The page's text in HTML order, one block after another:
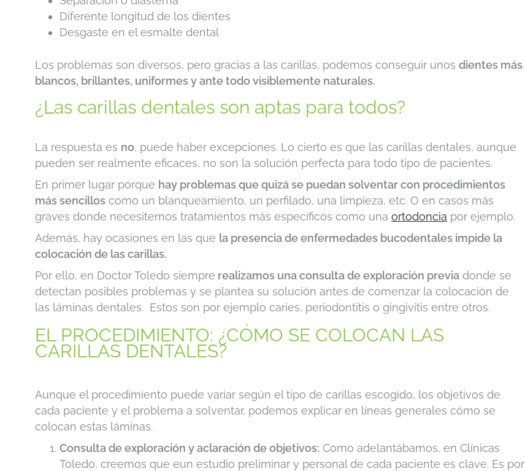
Diferente longitud de los dientes
Desgaste en el esmalte dental
Los problemas son diversos, pero gracias a las carillas, podemos conseguir unos dientes más
blancos, brillantes, uniformes y ante todo visiblemente naturales.
¿Las carillas dentales son aptas para todos?
La respuesta es no, puede haber excepciones. Lo cierto es que las carillas dentales, aunque
pueden ser realmente eficaces, no son la solución perfecta para todo tipo de pacientes.
En primer lugar porque hay problemas que quizá se puedan solventar con procedimientos
más sencillos como un blanqueamiento, un perfilado, una limpieza, etc. O en casos más
graves donde necesitemos tratamientos más específicos como una ortodoncia por ejemplo.
Además, hay ocasiones en las que la presencia de enfermedades bucodentales impide la
colocación de las carillas.
Por ello, en Doctor Toledo siempre realizamos una consulta de exploración previa donde se
detectan posibles problemas y se plantea su solución antes de comenzar la colocación de
las láminas dentales. Estos son por ejemplo caries, periodontitis o gingivitis entre otros.
EL PROCEDIMIENTO: ¿CÓMO SE COLOCAN LAS
CARILLAS DENTALES?
Aunque el procedimiento puede variar según el tipo de carillas escogido, los objetivos de
cada paciente y el problema a solventar, podemos explicar en líneas generales cómo se
colocan estas láminas.
Consulta de exploración y aclaración de objetivos: Como adelantábamos, en Clínicas
Toledo, creemos que eun estudio preliminar y personal de cada paciente es clave. Es por